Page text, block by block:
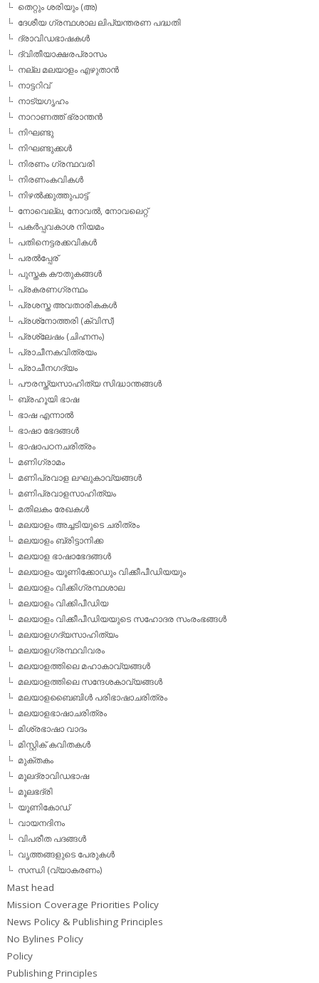
തെറ്റും ശരിയും (അ)
ദേശീയ ഗ്രന്ഥശാല ലിപ്യന്തരണ പദ്ധതി
ദ്രാവിഡഭാഷകള്‍
ദ്വിതീയാക്ഷരപ്രാസം
നല്ല മലയാളം എഴുതാന്‍
നാട്ടറിവ്
നാട്യഗൃഹം
നാറാണത്ത് ഭ്രാന്തന്‍
നിഘണ്ടു
നിഘണ്ടുക്കള്‍
നിരണം ഗ്രന്ഥവരി
നിരണംകവികള്‍
നിഴല്‍ക്കുത്തുപാട്ട്
നോവെല്ല, നോവല്‍, നോവലെറ്റ്
പകര്‍പ്പവകാശ നിയമം
പതിനെട്ടരക്കവികള്‍
പരല്‍പ്പേര്
പുസ്തക കൗതുകങ്ങള്‍
പ്രകരണഗ്രന്ഥം
പ്രശസ്ത അവതാരികകള്‍
പ്രശ്‌നോത്തരി (ക്വിസ്)
പ്രശ്ലേഷം (ചിഹ്നനം)
പ്രാചീനകവിത്രയം
പ്രാചീനഗദ്യം
പൗരസ്ത്യസാഹിത്യ സിദ്ധാന്തങ്ങള്‍
ബ്രഹൂയി ഭാഷ
ഭാഷ എന്നാല്‍
ഭാഷാ ഭേദങ്ങള്‍
ഭാഷാപഠനചരിത്രം
മണിഗ്രാമം
മണിപ്രവാള ലഘുകാവ്യങ്ങള്‍
മണിപ്രവാളസാഹിത്യം
മതിലകം രേഖകള്‍
മലയാളം അച്ചടിയുടെ ചരിത്രം
മലയാളം ബ്രിട്ടാനിക്ക
മലയാള ഭാഷാഭേദങ്ങള്‍
മലയാളം യൂണിക്കോഡും വിക്കീപീഡിയയും
മലയാളം വിക്കിഗ്രന്ഥശാല
മലയാളം വിക്കിപീഡിയ
മലയാളം വിക്കീപീഡിയയുടെ സഹോദര സംരംഭങ്ങള്‍
മലയാളഗദ്യസാഹിത്യം
മലയാളഗ്രന്ഥവിവരം
മലയാളത്തിലെ മഹാകാവ്യങ്ങള്‍
മലയാളത്തിലെ സന്ദേശകാവ്യങ്ങള്‍
മലയാളബൈബിള്‍ പരിഭാഷാചരിത്രം
മലയാളഭാഷാചരിത്രം
മിശ്രഭാഷാ വാദം
മിസ്റ്റിക് കവിതകള്‍
മുക്തകം
മൂലദ്രാവിഡഭാഷ
മൂലഭദ്രി
യൂണികോഡ്
വായനദിനം
വിപരീത പദങ്ങള്‍
വൃത്തങ്ങളുടെ പേരുകള്‍
സന്ധി (വ്യാകരണം)
Mast head
Mission Coverage Priorities Policy
News Policy & Publishing Principles
No Bylines Policy
Policy
Publishing Principles